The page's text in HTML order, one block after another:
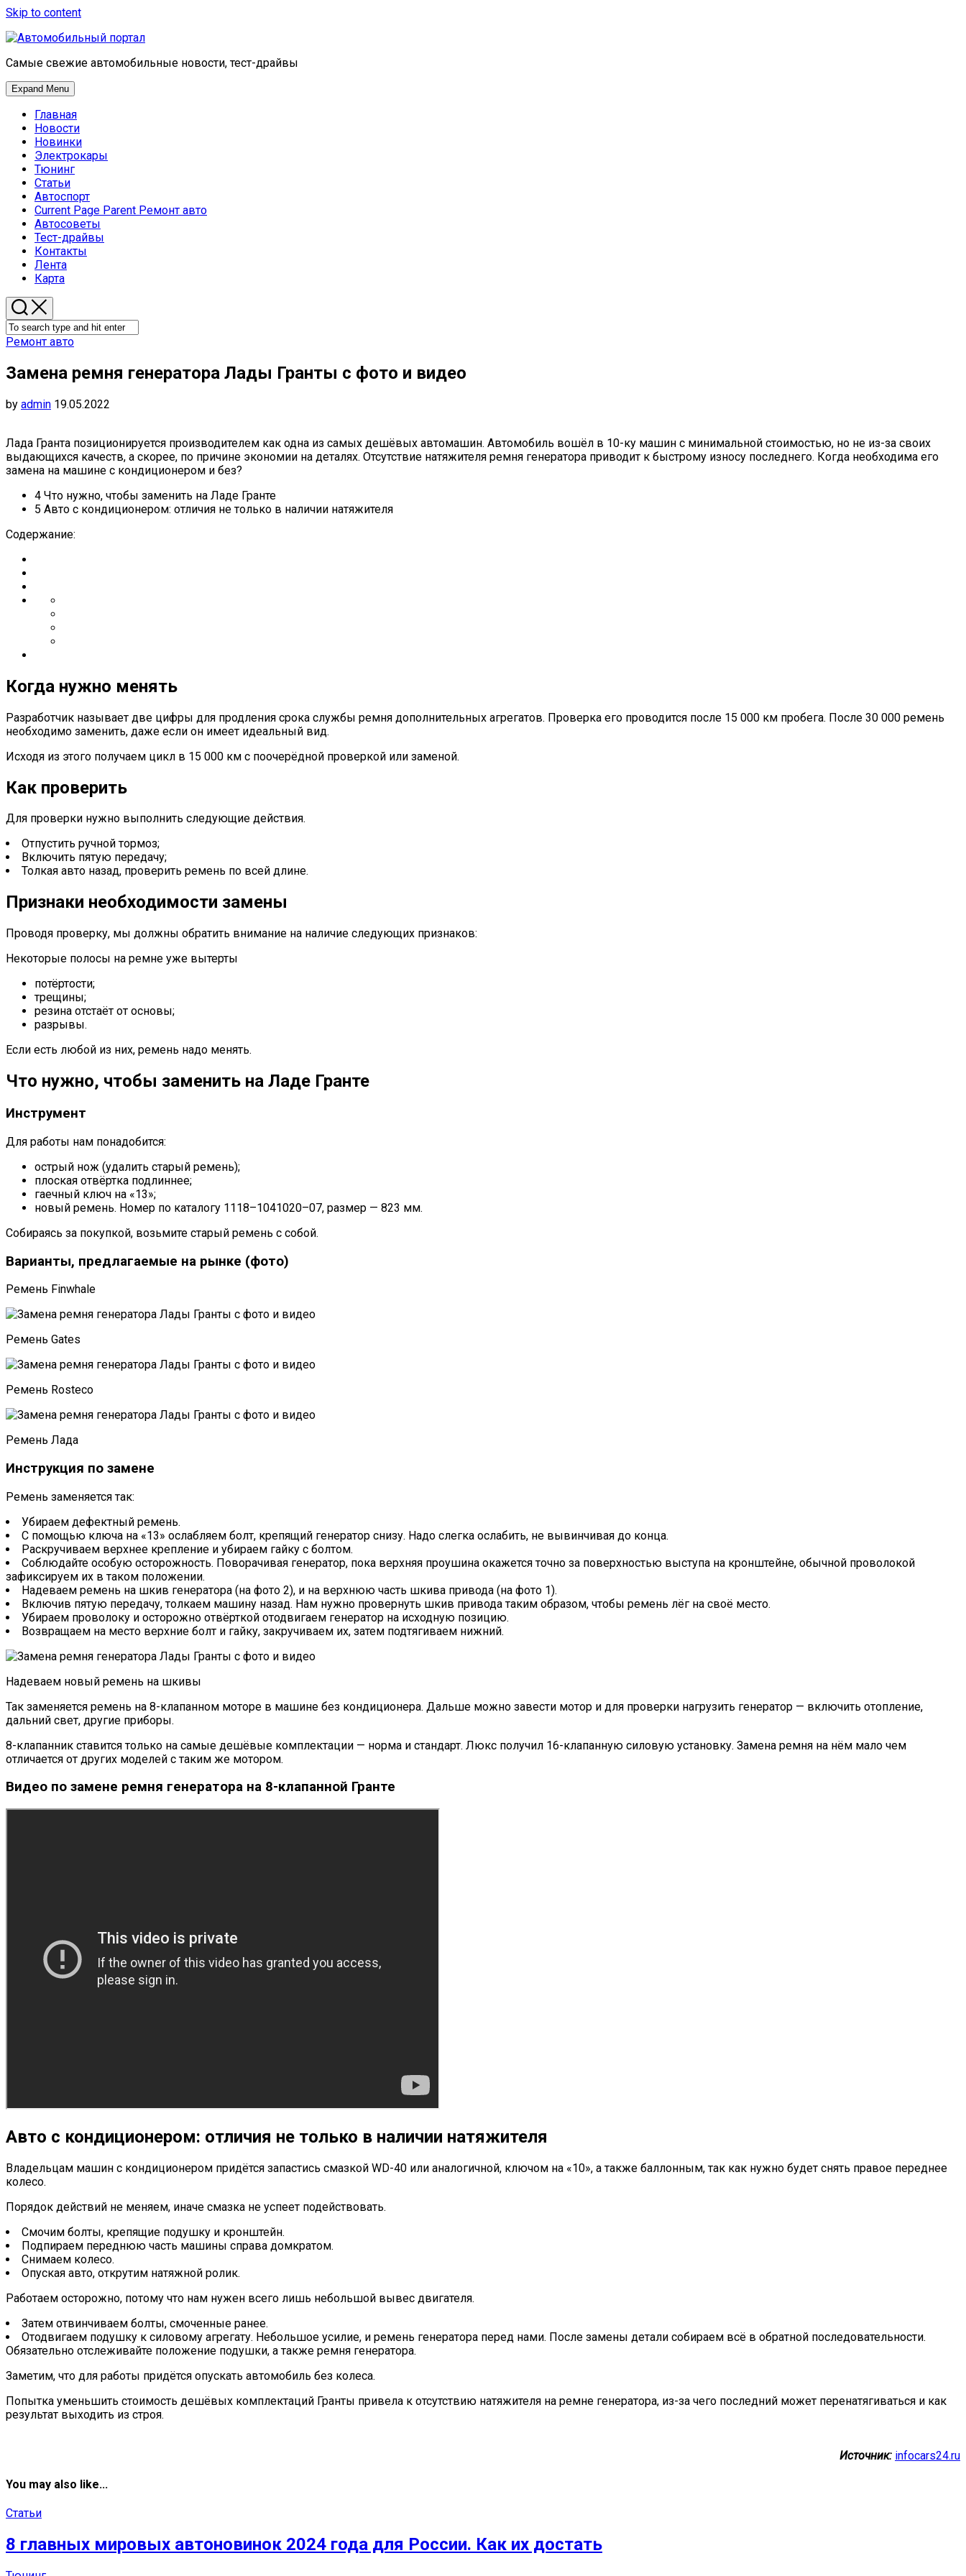
Skip to content
Самые свежие автомобильные новости, тест-драйвы
Expand Menu
Главная
Новости
Новинки
Электрокары
Тюнинг
Статьи
Автоспорт
Current Page Parent Ремонт авто
Автосоветы
Тест-драйвы
Контакты
Лента
Карта
Ремонт авто
Замена ремня генератора Лады Гранты с фото и видео
by admin 19.05.2022
Лада Гранта позиционируется производителем как одна из самых дешёвых автомашин. Автомобиль вошёл в 10-ку машин с минимальной стоимостью, но не из-за своих
выдающихся качеств, а скорее, по причине экономии на деталях. Отсутствие натяжителя ремня генератора приводит к быстрому износу последнего. Когда необходима его
замена на машине с кондиционером и без?
4 Что нужно, чтобы заменить на Ладе Гранте
5 Авто с кондиционером: отличия не только в наличии натяжителя
Содержание:
Когда нужно менять
Разработчик называет две цифры для продления срока службы ремня дополнительных агрегатов. Проверка его проводится после 15 000 км пробега. После 30 000 ремень
необходимо заменить, даже если он имеет идеальный вид.
Исходя из этого получаем цикл в 15 000 км с поочерёдной проверкой или заменой.
Как проверить
Для проверки нужно выполнить следующие действия.
Отпустить ручной тормоз;
Включить пятую передачу;
Толкая авто назад, проверить ремень по всей длине.
Признаки необходимости замены
Проводя проверку, мы должны обратить внимание на наличие следующих признаков:
Некоторые полосы на ремне уже вытерты
потёртости;
трещины;
резина отстаёт от основы;
разрывы.
Если есть любой из них, ремень надо менять.
Что нужно, чтобы заменить на Ладе Гранте
Инструмент
Для работы нам понадобится:
острый нож (удалить старый ремень);
плоская отвёртка подлиннее;
гаечный ключ на «13»;
новый ремень. Номер по каталогу 1118–1041020–07, размер — 823 мм.
Собираясь за покупкой, возьмите старый ремень с собой.
Варианты, предлагаемые на рынке (фото)
Ремень Finwhale
Ремень Gates
Ремень Rosteco
Ремень Лада
Инструкция по замене
Ремень заменяется так:
Убираем дефектный ремень.
С помощью ключа на «13» ослабляем болт, крепящий генератор снизу. Надо слегка ослабить, не вывинчивая до конца.
Раскручиваем верхнее крепление и убираем гайку с болтом.
Соблюдайте особую осторожность. Поворачивая генератор, пока верхняя проушина окажется точно за поверхностью выступа на кронштейне, обычной проволокой
зафиксируем их в таком положении.
Надеваем ремень на шкив генератора (на фото 2), и на верхнюю часть шкива привода (на фото 1).
Включив пятую передачу, толкаем машину назад. Нам нужно провернуть шкив привода таким образом, чтобы ремень лёг на своё место.
Убираем проволоку и осторожно отвёрткой отодвигаем генератор на исходную позицию.
Возвращаем на место верхние болт и гайку, закручиваем их, затем подтягиваем нижний.
Надеваем новый ремень на шкивы
Так заменяется ремень на 8-клапанном моторе в машине без кондиционера. Дальше можно завести мотор и для проверки нагрузить генератор — включить отопление,
дальний свет, другие приборы.
8-клапанник ставится только на самые дешёвые комплектации — норма и стандарт. Люкс получил 16-клапанную силовую установку. Замена ремня на нём мало чем
отличается от других моделей с таким же мотором.
Видео по замене ремня генератора на 8-клапанной Гранте
Авто с кондиционером: отличия не только в наличии натяжителя
Владельцам машин с кондиционером придётся запастись смазкой WD-40 или аналогичной, ключом на «10», а также баллонным, так как нужно будет снять правое переднее
колесо.
Порядок действий не меняем, иначе смазка не успеет подействовать.
Смочим болты, крепящие подушку и кронштейн.
Подпираем переднюю часть машины справа домкратом.
Снимаем колесо.
Опуская авто, открутим натяжной ролик.
Работаем осторожно, потому что нам нужен всего лишь небольшой вывес двигателя.
Затем отвинчиваем болты, смоченные ранее.
Отодвигаем подушку к силовому агрегату. Небольшое усилие, и ремень генератора перед нами. После замены детали собираем всё в обратной последовательности.
Обязательно отслеживайте положение подушки, а также ремня генератора.
Заметим, что для работы придётся опускать автомобиль без колеса.
Попытка уменьшить стоимость дешёвых комплектаций Гранты привела к отсутствию натяжителя на ремне генератора, из-за чего последний может перенатягиваться и как
результат выходить из строя.
Источник: infocars24.ru
You may also like...
Статьи
8 главных мировых автоновинок 2024 года для России. Как их достать